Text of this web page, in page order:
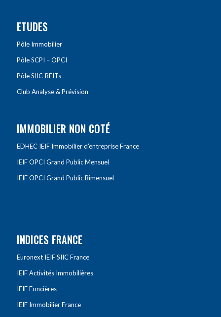
ETUDES
Pôle Immobilier
Pôle SCPI – OPCI
Pôle SIIC-REITs
Club Analyse & Prévision
IMMOBILIER NON COTÉ
EDHEC IEIF Immobilier d’entreprise France
IEIF OPCI Grand Public Mensuel
IEIF OPCI Grand Public Bimensuel
INDICES FRANCE
Euronext IEIF SIIC France
IEIF Activités Immobilières
IEIF Foncières
IEIF Immobilier France